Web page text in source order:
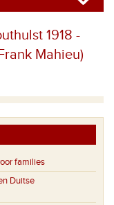
1918 -
Mahieu)
families
Duitse